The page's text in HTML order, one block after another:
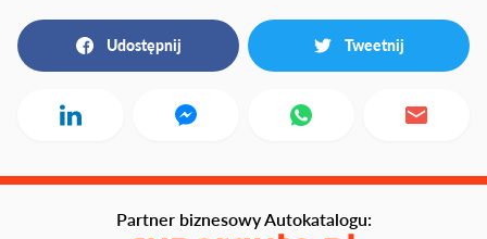
Udostępnij Tweetnij
Partner biznesowy Autokatalogu: